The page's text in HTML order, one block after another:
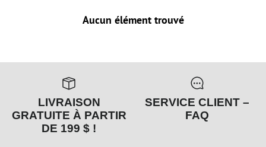
Aucun élément trouvé
LIVRAISON
GRATUITE À PARTIR
DE 199 $ !
SERVICE CLIENT –
FAQ